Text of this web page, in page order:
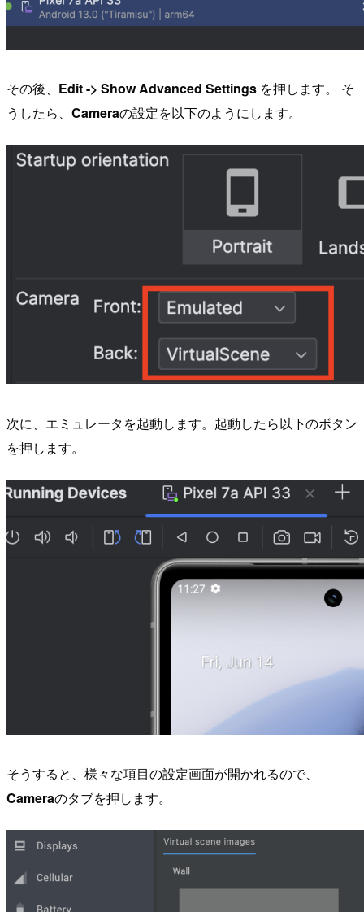
その後、 Edit -> Show Advanced Settings を押します。 そ
うしたら、 Cameraの設定を以下のようにします。
次に、エミュレータを起動します。起動したら以下のボタン
を押します。
そうすると、様々な項目の設定画面が開かれるので、
Cameraのタブを押します。